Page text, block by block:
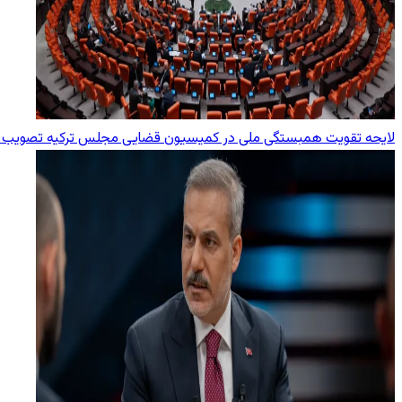
لایحه تقویت همبستگی ملی در کمیسیون قضایی مجلس ترکیه